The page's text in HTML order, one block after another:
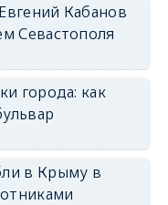
Кабанов
Севастополя
города: как
в Крыму в